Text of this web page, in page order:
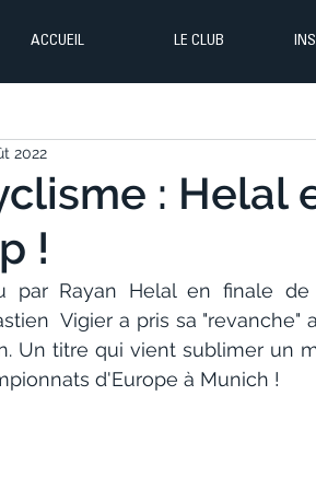
ACCUEIL LE CLUB
: Helal
!
2022
par Rayan Helal en finale
Vigier a pris sa
Un titre qui vient sublimer un
d'Europe à Munich !